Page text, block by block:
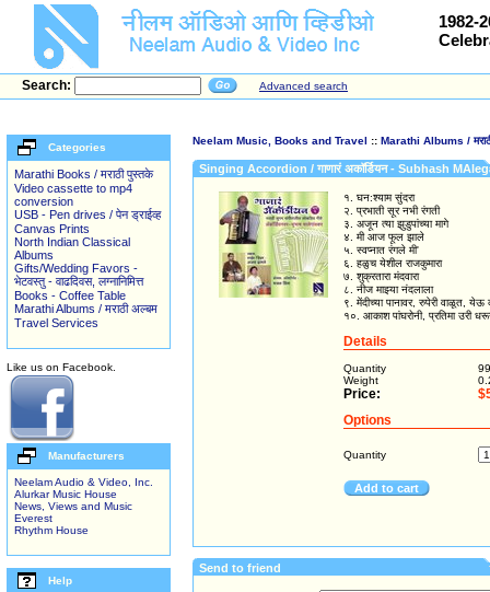
1982-
Search: Advanced search
Categories
Marathi Books / मराठी पुस्तके
Video cassette to mp4
conversion
USB - Pen drives / पेन ड्राईव्ह
Canvas Prints
North Indian Classical
Albums
Gifts/Wedding Favors -
भेटवस्तु - वाढदिवस, लग्नानिमित्त
Books - Coffee Table
Marathi Albums / मराठी अल्बम
Travel Services
Like us on Facebook.
Manufacturers
Neelam Audio & Video, Inc.
Alurkar Music House
News, Views and Music
Everest
Rhythm House
Help
Neelam Music, Books and Travel :: Marathi Albums /
Singing Accordion / गाणारं अकॉर्डियन - Subhash
१. घन:श्याम सुंदरा
२. प्रभाती सूर नभी रंगती
३. अजून त्या झुडुपांच्या मागे
४. मी आज फूल झाले
५. स्वप्नात रंगले मी'
६. हळुच येशील राजकुमारा
७. शुक्रतारा मंदवारा
८. नीज माझ्या नंदलाला
९. मेंदीच्या पानावर, रुपेरी वाळूत, येऊ
१०. आकाश पांघरोनी, प्रतिमा उरी
Details
Quantity
99
Weight
Price:
Options
Quantity
Add to cart
Send to friend